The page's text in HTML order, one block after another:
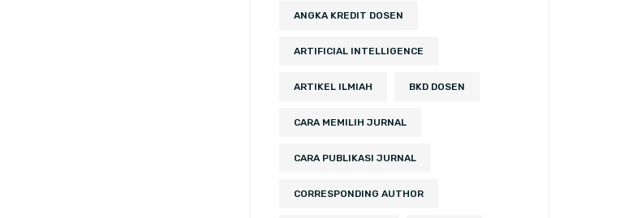
ANGKA KREDIT DOSEN
ARTIFICIAL INTELLIGENCE
ARTIKEL ILMIAH BKD DOSEN
CARA MEMILIH JURNAL
CARA PUBLIKASI JURNAL
CORRESPONDING AUTHOR